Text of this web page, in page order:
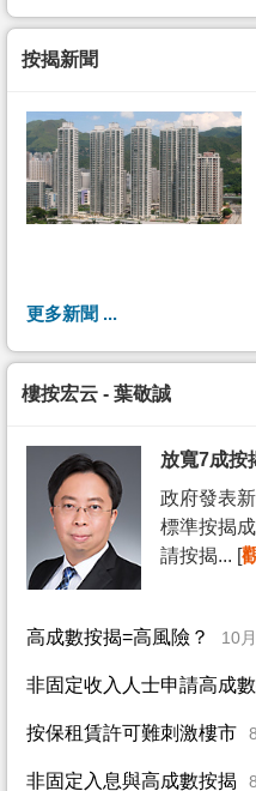
按揭新聞
更多新聞 ...
樓按宏云 - 葉敬誠
放寬7成按
政府發表
標準按揭
請按揭... [
高成數按揭=高風險？ 10
非固定收入人士申請高成
按保租賃許可難刺激樓市
非固定入息與高成數按揭